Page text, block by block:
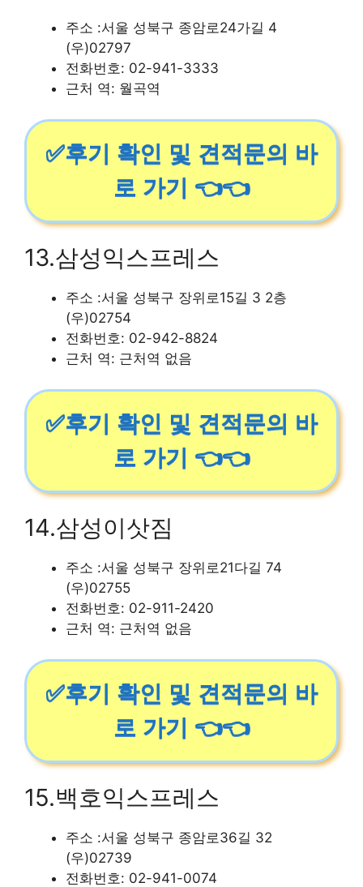
주소 :서울 성북구 종암로24가길 4
(우)02797
전화번호: 02-941-3333
근처 역: 월곡역
✅후기 확인 및 견적문의 바
로 가기 👈👈
13.삼성익스프레스
주소 :서울 성북구 장위로15길 3 2층
(우)02754
전화번호: 02-942-8824
근처 역: 근처역 없음
✅후기 확인 및 견적문의 바
로 가기 👈👈
14.삼성이삿짐
주소 :서울 성북구 장위로21다길 74
(우)02755
전화번호: 02-911-2420
근처 역: 근처역 없음
✅후기 확인 및 견적문의 바
로 가기 👈👈
15.백호익스프레스
주소 :서울 성북구 종암로36길 32
(우)02739
전화번호: 02-941-0074